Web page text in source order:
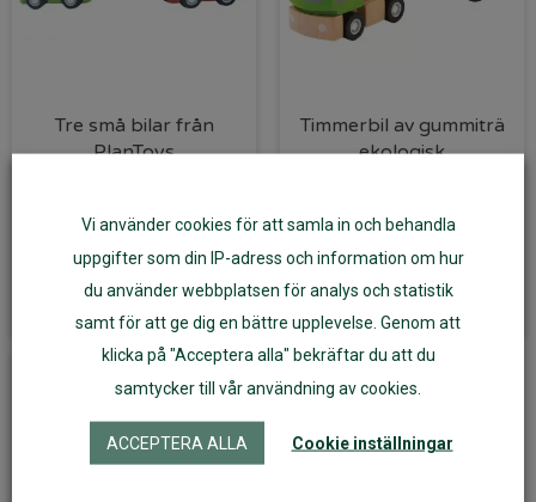
Tre små bilar från
PlanToys
Timmerbil av gummiträ
ekologisk
Vi använder cookies för att samla in och behandla
uppgifter som din IP-adress och information om hur
du använder webbplatsen för analys och statistik
samt för att ge dig en bättre upplevelse. Genom att
klicka på "Acceptera alla" bekräftar du att du
samtycker till vår användning av cookies.
ACCEPTERA ALLA Cookie inställningar